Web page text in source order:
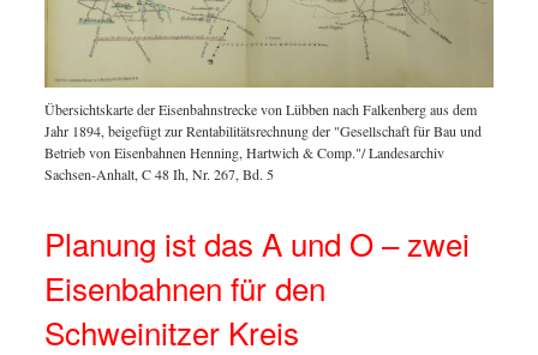
Übersichtskarte der Eisenbahnstrecke von Lübben nach Falkenberg aus dem
Jahr 1894, beigefügt zur Rentabilitätsrechnung der "Gesellschaft für Bau und
Betrieb von Eisenbahnen Henning, Hartwich & Comp."/ Landesarchiv
Sachsen-Anhalt, C 48 Ih, Nr. 267, Bd. 5
Planung ist das A und O – zwei
Eisenbahnen für den
Schweinitzer Kreis